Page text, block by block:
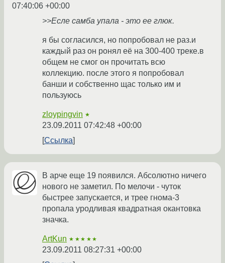
07:40:06 +00:00
>>Есле самба упала - это ее глюк.
я бы согласился, но попробовал не раз.и
каждый раз он ронял её на 300-400 треке.в
общем не смог он прочитать всю
коллекцию. после этого я попробовал
банши и собственно щас только им и
пользуюсь
zloypingvin ★
23.09.2011 07:42:48 +00:00
Ссылка
В арче еще 19 появился. Абсолютно ничего
нового не заметил. По мелочи - чуток
быстрее запускается, и трее гнома-3
пропала уродливая квадратная окантовка
значка.
ArtKun ★★★★★
23.09.2011 08:27:31 +00:00